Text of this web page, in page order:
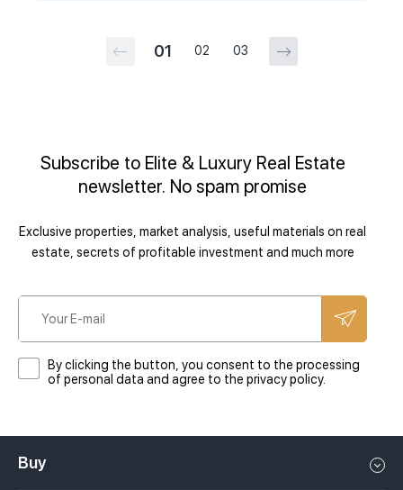
01 02 03
Subscribe to Elite & Luxury Real Estate
newsletter. No spam promise
Exclusive properties, market analysis, useful materials on real
estate, secrets of profitable investment and much more
By clicking the button, you consent to the processing
of personal data and agree to the privacy policy.
Buy